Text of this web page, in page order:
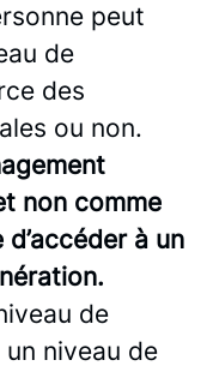
peut
de
des
ou non.
non comme
à un
de
niveau de